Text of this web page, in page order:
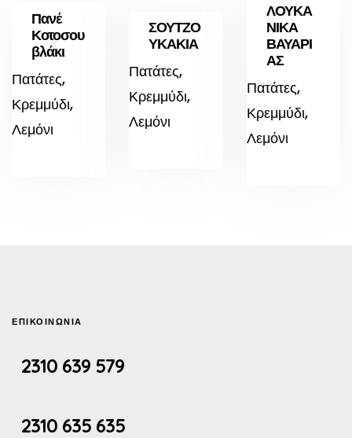
Πανέ
Κοτοσου
βλάκι
Πατάτες,
Κρεμμύδι,
Λεμόνι
ΣΟΥΤΖΟ
ΥΚΑΚΙΑ
Πατάτες,
Κρεμμύδι,
Λεμόνι
ΛΟΥΚΑ
ΝΙΚΑ
ΒΑΥΑΡΙ
ΑΣ
Πατάτες,
Κρεμμύδι,
Λεμόνι
ΕΠΙΚΟΙΝΩΝΙΑ
2310 639 579
2310 635 635